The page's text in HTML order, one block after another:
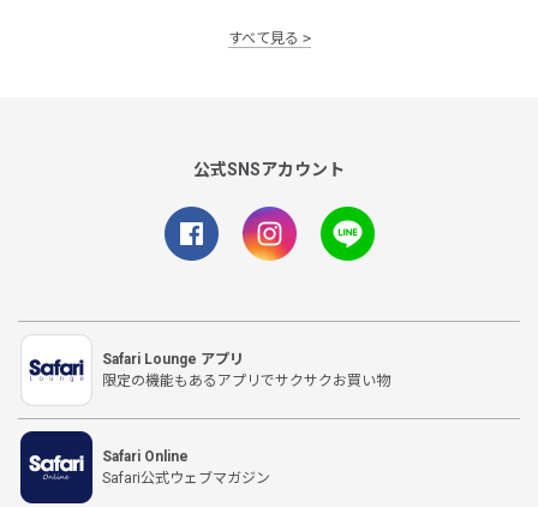
すべて見る
公式SNSアカウント
Safari Lounge アプリ
限定の機能もあるアプリでサクサクお買い物
Safari Online
Safari公式ウェブマガジン